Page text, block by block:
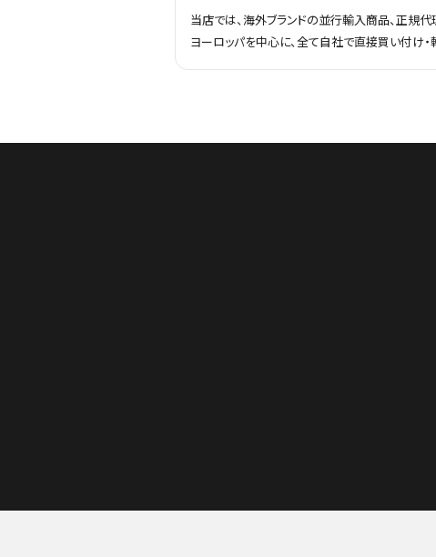
当店では、海外ブランドの並行輸入商品、正規
ヨーロッパを中心に、全て自社で直接買い付け